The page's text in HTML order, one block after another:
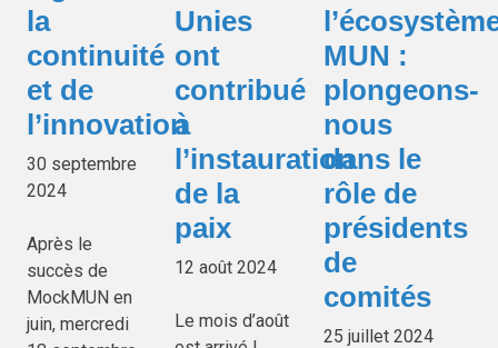
la
continuité
et de
l’innovation
30 septembre
2024
Après le
succès de
MockMUN en
juin, mercredi
Unies
ont
contribué
à
l’instauration
de la
paix
12 août 2024
Le mois d’août
MUN :
plongeons-
nous
dans le
rôle de
présidents
de
comités
25 juillet 2024